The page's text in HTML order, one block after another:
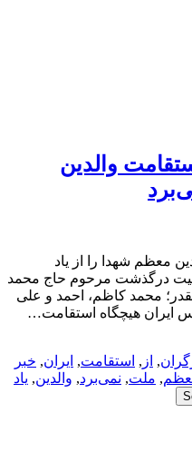
والدین
معظم شهدا را از یاد
درگذشت مرحوم حاج محمد
محمد کاظم، احمد و علی
ایران هیچگاه استقامت…
, از , استقامت, ایران, خبر
, ملت, نمی‌برد, والدین, یاد